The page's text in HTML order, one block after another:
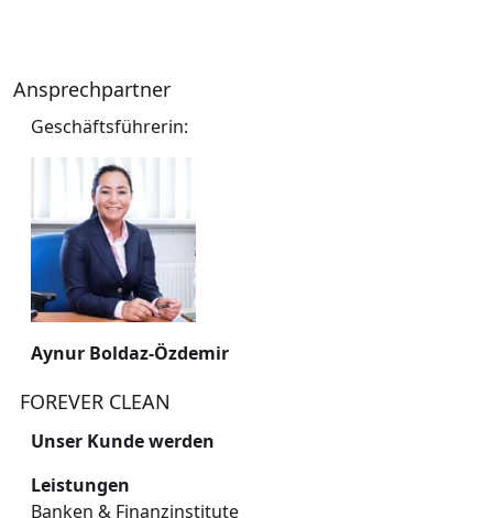
alle Vorschriften zu erfüllen.
Fordern Sie jetzt Ihr
unverbindliches Angebot an!
Kontaktieren Sie uns für eine individuelle Beratung
und ein maßgeschneidertes Reinigungskonzept für
Ihr Restaurant, Ihre Kantine oder Ihre Großküche.
Ansprechpartner
Geschäftsführerin:
Aynur Boldaz-Özdemir
FOREVER CLEAN
Unser Kunde werden
Leistungen
Banken & Finanzinstitute